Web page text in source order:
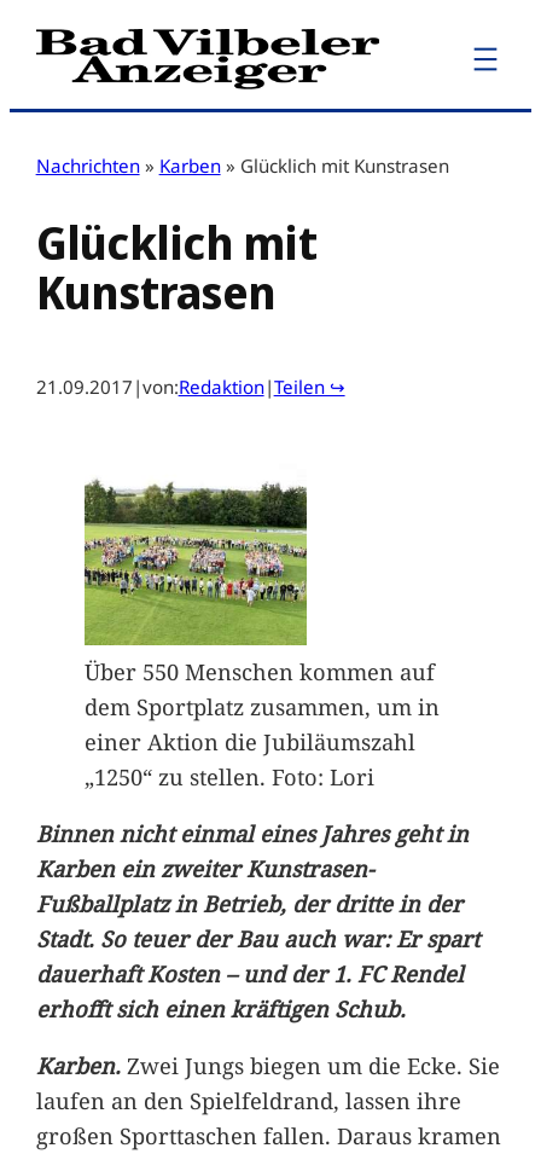
Zum
Inhalt
Nachrichten » Karben » Glücklich mit Kunstrasen
Glücklich mit
Kunstrasen
21.09.2017 |von:Redaktion|Teilen ↪
Über 550 Menschen kommen auf
dem Sportplatz zusammen, um in
einer Aktion die Jubiläumszahl
„1250“ zu stellen. Foto: Lori
Binnen nicht einmal eines Jahres geht in
Karben ein zweiter Kunstrasen-
Fußballplatz in Betrieb, der dritte in der
Stadt. So teuer der Bau auch war: Er spart
dauerhaft Kosten – und der 1. FC Rendel
erhofft sich einen kräftigen Schub.
Karben.Zwei Jungs biegen um die Ecke. Sie
laufen an den Spielfeldrand, lassen ihre
großen Sporttaschen fallen. Daraus kramen